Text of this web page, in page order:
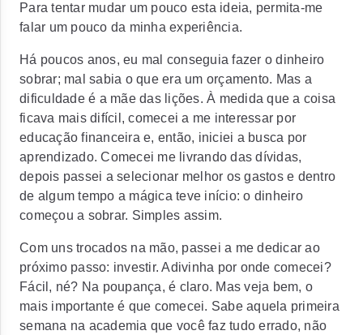
Para tentar mudar um pouco esta ideia, permita-me
falar um pouco da minha experiência.
Há poucos anos, eu mal conseguia fazer o dinheiro
sobrar; mal sabia o que era um orçamento. Mas a
dificuldade é a mãe das lições. À medida que a coisa
ficava mais difícil, comecei a me interessar por
educação financeira e, então, iniciei a busca por
aprendizado. Comecei me livrando das dívidas,
depois passei a selecionar melhor os gastos e dentro
de algum tempo a mágica teve início: o dinheiro
começou a sobrar. Simples assim.
Com uns trocados na mão, passei a me dedicar ao
próximo passo: investir. Adivinha por onde comecei?
Fácil, né? Na poupança, é claro. Mas veja bem, o
mais importante é que comecei. Sabe aquela primeira
semana na academia que você faz tudo errado, não